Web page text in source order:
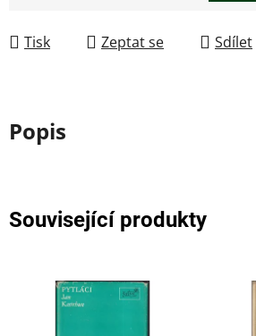
Tisk Zeptat se Sdílet
Popis
Související produkty